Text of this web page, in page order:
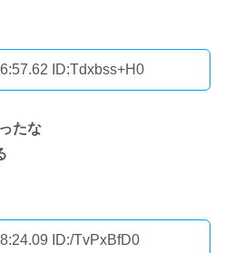
ID:Tdxbss+H0
たな
ID:/TvPxBfD0